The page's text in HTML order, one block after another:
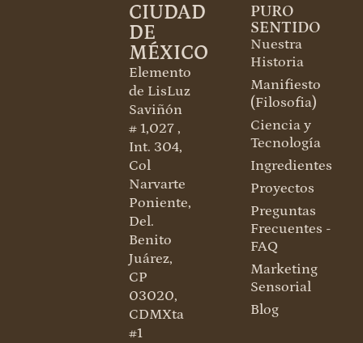
CIUDAD
DE
MÉXICO
Elemento
de LisLuz
Saviñón
# 1,027 ,
Int. 304,
Col
Narvarte
Poniente,
Del.
Benito
Juárez,
CP
03020,
CDMXta
#1
PURO
SENTIDO
Nuestra
Historia
Manifiesto
(Filosofia)
Ciencia y
Tecnología
Ingredientes
Proyectos
Preguntas
Frecuentes -
FAQ
Marketing
Sensorial
Blog